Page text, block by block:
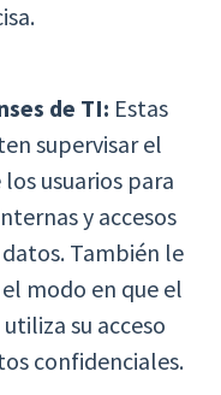
de TI: Estas
supervisar el
usuarios para
y accesos
También le
modo en que el
su acceso
confidenciales.